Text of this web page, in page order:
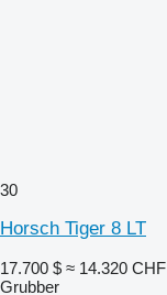
30
Horsch Tiger 8 LT
17.700 $ ≈ 14.320 CHF
Grubber